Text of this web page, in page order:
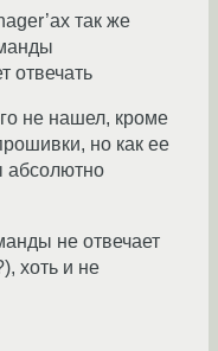
так же
отвечать
не нашел, кроме
но как ее
абсолютно
не отвечает
хоть и не